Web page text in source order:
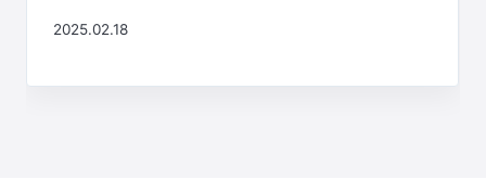
2025.02.18